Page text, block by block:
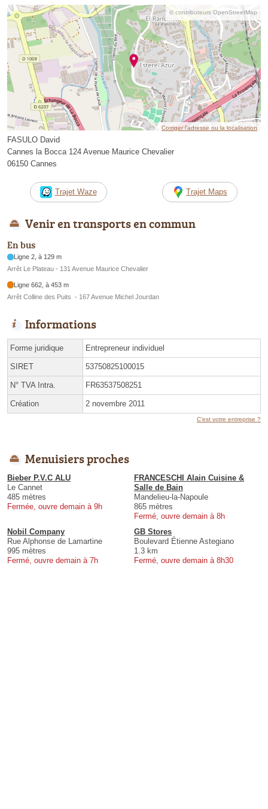
© contributeurs OpenStreetMap
Corriger l’adresse ou la localisation
FASULO David
Cannes la Bocca 124 Avenue Maurice Chevalier
06150 Cannes
Trajet Waze Trajet Maps
Venir en transports en commun
En bus
Ligne 2, à 129 m
Arrêt Le Plateau - 131 Avenue Maurice Chevalier
Ligne 662, à 453 m
Arrêt Colline des Puits - 167 Avenue Michel Jourdan
Informations
Forme juridique Entrepreneur individuel
SIRET 53750825100015
N° TVA Intra. FR63537508251
Création 2 novembre 2011
C'est votre entreprise ?
Menuisiers proches
Bieber P.V.C ALU
Le Cannet
485 mètres
Fermée, ouvre demain à 9h
FRANCESCHI Alain Cuisine &
Salle de Bain
Mandelieu-la-Napoule
865 mètres
Fermé, ouvre demain à 8h
Nobil Company
Rue Alphonse de Lamartine
995 mètres
Fermé, ouvre demain à 7h
GB Stores
Boulevard Étienne Astegiano
1.3 km
Fermé, ouvre demain à 8h30